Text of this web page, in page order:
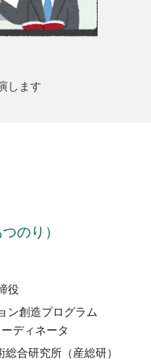
します
のり）
役
ン創造プログラム
ーディネータ
合研究所（産総研）